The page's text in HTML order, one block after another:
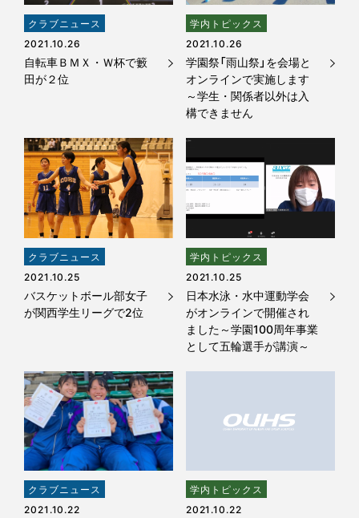
クラブニュース
2021.10.26
自転車ＢＭＸ・Ｗ杯で籔
田が２位
学内トピックス
2021.10.26
学園祭「雨山祭」を会場と
オンラインで実施します
～学生・関係者以外は入
構できません
クラブニュース
2021.10.25
バスケットボール部女子
が関西学生リーグで2位
学内トピックス
2021.10.25
日本水泳・水中運動学会
がオンラインで開催され
ました～学園100周年事業
として五輪選手が講演～
クラブニュース
2021.10.22
学内トピックス
2021.10.22